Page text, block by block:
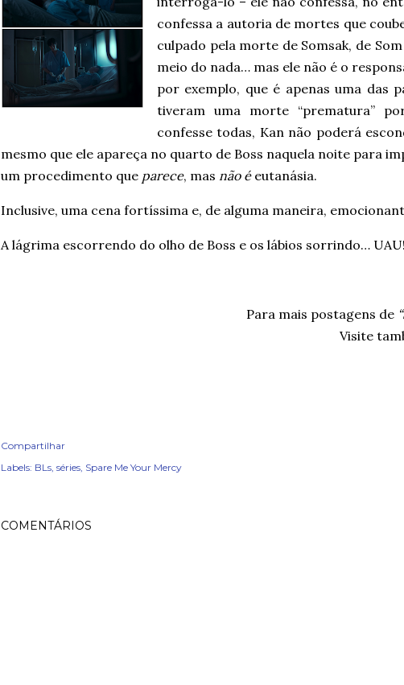
confessa a autoria de mortes que
culpado pela morte de Somsak, de
meio do nada… mas ele não é o
por exemplo, que é apenas uma das
tiveram uma morte “prematura”
confesse todas, Kan não poderá
mesmo que ele apareça no quarto de Boss naquela noite para
um procedimento que parece, mas não éeutanásia.
Inclusive, uma cena fortíssima e, de alguma maneira,
A lágrima escorrendo do olho de Boss e os lábios sorrindo… UAU!
Para mais postagens de
Visite
Compartilhar
Labels: BLs séries Spare Me Your Mercy
COMENTÁRIOS